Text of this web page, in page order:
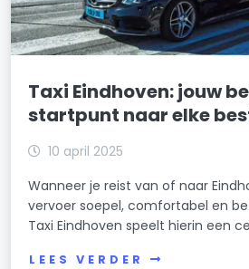
Taxi Eindhoven: jouw
startpunt naar elke
10 april 2025
Wanneer je reist van of naar
vervoer soepel, comfortabel en
Taxi Eindhoven speelt hierin een
LEES VERDER